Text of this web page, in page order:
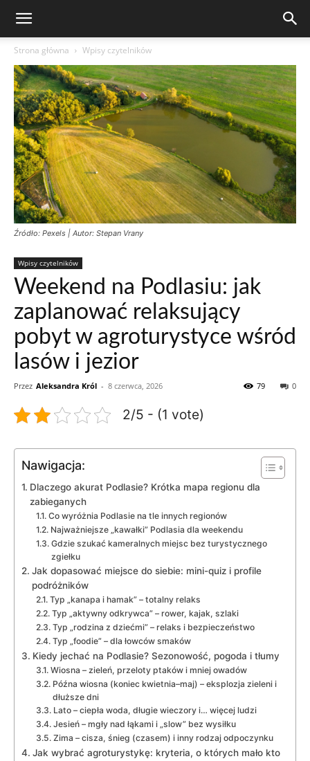
Strona główna Wpisy czytelników
Źródło: Pexels | Autor: Stepan Vrany
Wpisy czytelników
Weekend na Podlasiu: jak
zaplanować relaksujący
pobyt w agroturystyce wśród
lasów i jezior
Przez Aleksandra Król - 8 czerwca, 2026 0
79
2/5 - (1 vote)
Nawigacja:
Dlaczego akurat Podlasie? Krótka mapa regionu dla
zabieganych
Co wyróżnia Podlasie na tle innych regionów
Najważniejsze „kawałki” Podlasia dla weekendu
Gdzie szukać kameralnych miejsc bez turystycznego
zgiełku
Jak dopasować miejsce do siebie: mini-quiz i profile
podróżników
Typ „kanapa i hamak” – totalny relaks
Typ „aktywny odkrywca” – rower, kajak, szlaki
Typ „rodzina z dziećmi” – relaks i bezpieczeństwo
Typ „foodie” – dla łowców smaków
Kiedy jechać na Podlasie? Sezonowość, pogoda i tłumy
Wiosna – zieleń, przeloty ptaków i mniej owadów
Późna wiosna (koniec kwietnia–maj) – eksplozja zieleni i
dłuższe dni
Lato – ciepła woda, długie wieczory i… więcej ludzi
Jesień – mgły nad łąkami i „slow” bez wysiłku
Zima – cisza, śnieg (czasem) i inny rodzaj odpoczynku
Jak wybrać agroturystykę: kryteria, o których mało kto